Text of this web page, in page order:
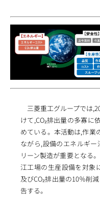
三菱重工グループでは
けて,CO₂排出量の多寡に
めている。本活動は,作業
ながら,設備のエネルギ
リーン製造が重要となる
江工場の生産設備を対象
及びCO₂排出量の10％削
告する。